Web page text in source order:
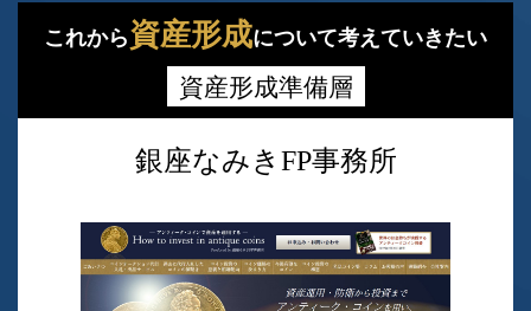
これから資産形成について考えていきたい
資産形成準備層
銀座なみきFP事務所